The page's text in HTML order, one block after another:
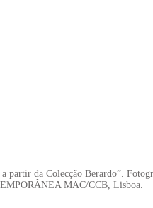
partir da Colecção Berardo”.
MAC/CCB, Lisboa.